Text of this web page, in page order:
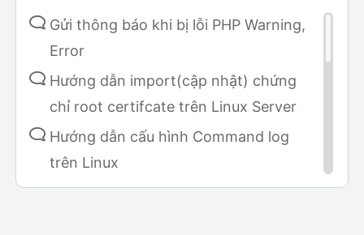
Gửi thông báo khi bị lỗi PHP Warning,
Error
Hướng dẫn import(cập nhật) chứng
chỉ root certifcate trên Linux Server
Hướng dẫn cấu hình Command log
trên Linux
Hướng dẫn cài đặt Metabase sử dụng